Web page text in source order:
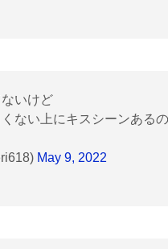
いけど
ない上にキスシーンある
May 9, 2022